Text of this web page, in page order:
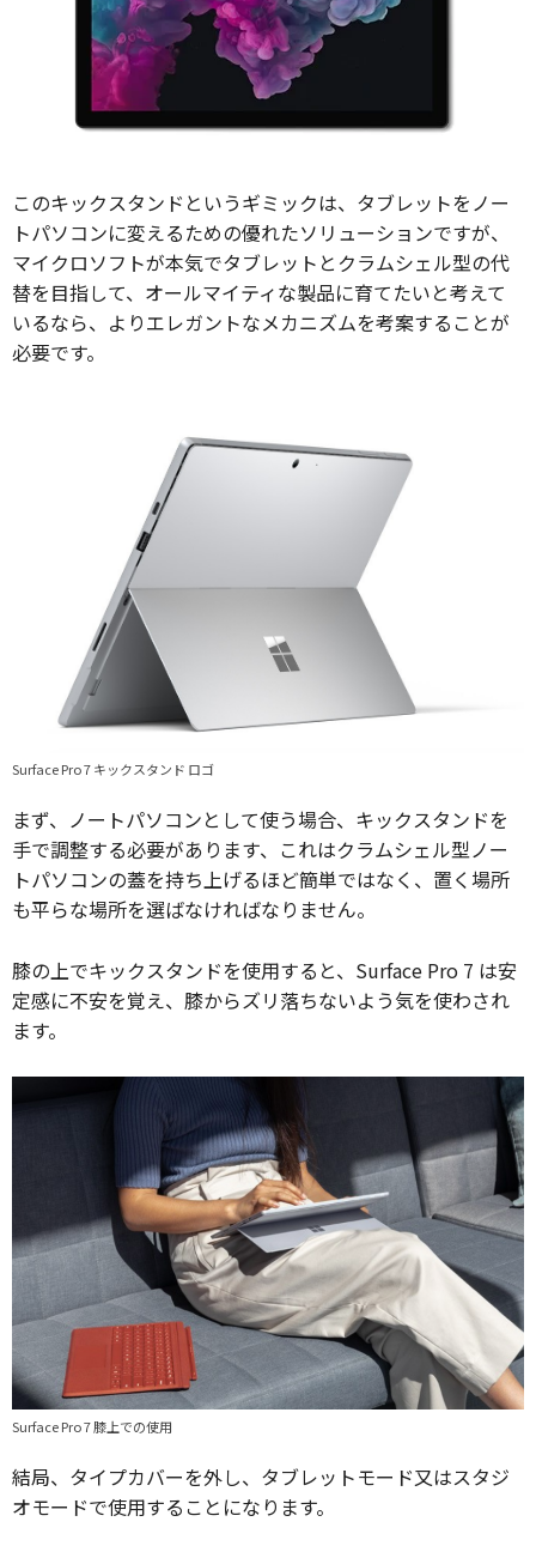
このキックスタンドというギミックは、タブレットをノー
トパソコンに変えるための優れたソリューションですが、
マイクロソフトが本気でタブレットとクラムシェル型の代
替を目指して、オールマイティな製品に育てたいと考えて
いるなら、よりエレガントなメカニズムを考案することが
必要です。
Surface Pro 7 キックスタンド ロゴ
まず、ノートパソコンとして使う場合、キックスタンドを
手で調整する必要があります、これはクラムシェル型ノー
トパソコンの蓋を持ち上げるほど簡単ではなく、置く場所
も平らな場所を選ばなければなりません。
膝の上でキックスタンドを使用すると、Surface Pro 7 は安
定感に不安を覚え、膝からズリ落ちないよう気を使わされ
ます。
Surface Pro 7 膝上での使用
結局、タイプカバーを外し、タブレットモード又はスタジ
オモードで使用することになります。